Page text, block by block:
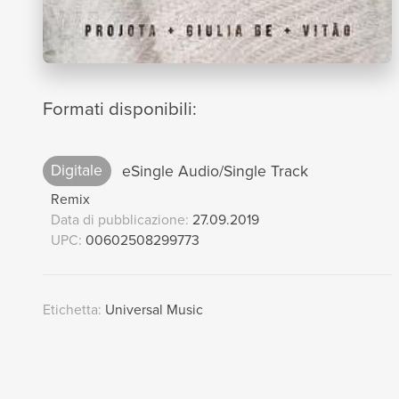
Formati disponibili:
Digitale eSingle Audio/Single Track
Remix
Data di pubblicazione: 27.09.2019
UPC: 00602508299773
Etichetta: Universal Music